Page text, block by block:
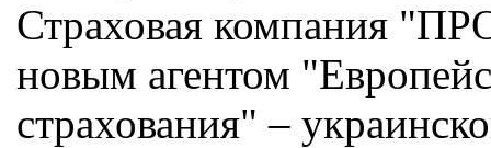
Страховая компания
новым агентом
страхования" –